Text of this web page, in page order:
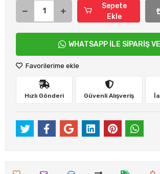
Sepete
Ekle
WHATSAPP İLE SİPARİŞ
Favorilerime ekle
Hızlı Gönderi Güvenli Alışveriş